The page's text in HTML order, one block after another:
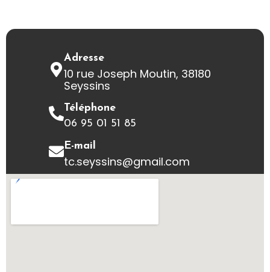
Adresse
10 rue Joseph Moutin, 38180
Seyssins
Téléphone
06 95 01 51 85
E-mail
tc.seyssins@gmail.com